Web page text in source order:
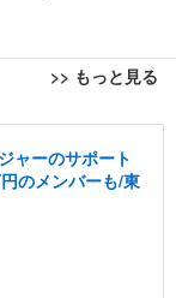
>> もっと見る
レワーク 疲れな
クト 約105度ロッ
昇降 強化ナイロ
ワーク H-WY01
クチェア メッシ
ニター | FlexScan
Type-C・ホワ
Type-C・ホワ
厚型 ワイド 42枚
ャーのサポート
のメンバーも/東